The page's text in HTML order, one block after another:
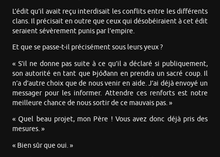
L’édit qu’il avait reçu interdisait les conflits entre les différents
clans. Il précisait en outre que ceux qui désobéiraient à cet édit
seraient sévèrement punis par l’empire.
Et que se passe-t-il précisément sous leurs yeux ?
« S’il ne donne pas suite à ce qu’il a déclaré si publiquement,
son autorité en tant que Þjóðann en prendra un sacré coup. Il
n’a d’autre choix que de nous venir en aide. J’ai déjà envoyé un
messager pour les informer. Attendre ces renforts est notre
meilleure chance de nous sortir de ce mauvais pas. »
« Quel beau projet, mon Père ! Vous avez donc déjà pris des
mesures. »
« Bien sûr que oui. »